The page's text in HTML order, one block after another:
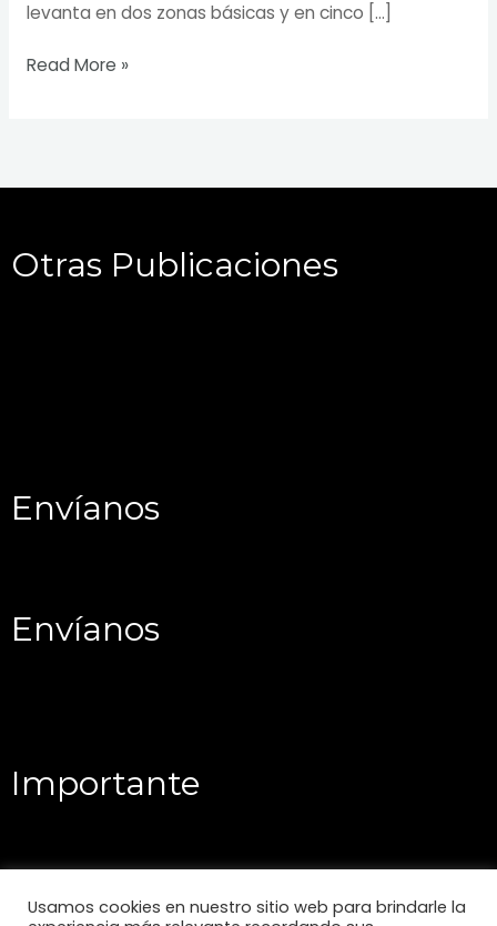
levanta en dos zonas básicas y en cinco […]
Read More »
Otras Publicaciones
Envíanos
Envíanos
Importante
Usamos cookies en nuestro sitio web para brindarle la